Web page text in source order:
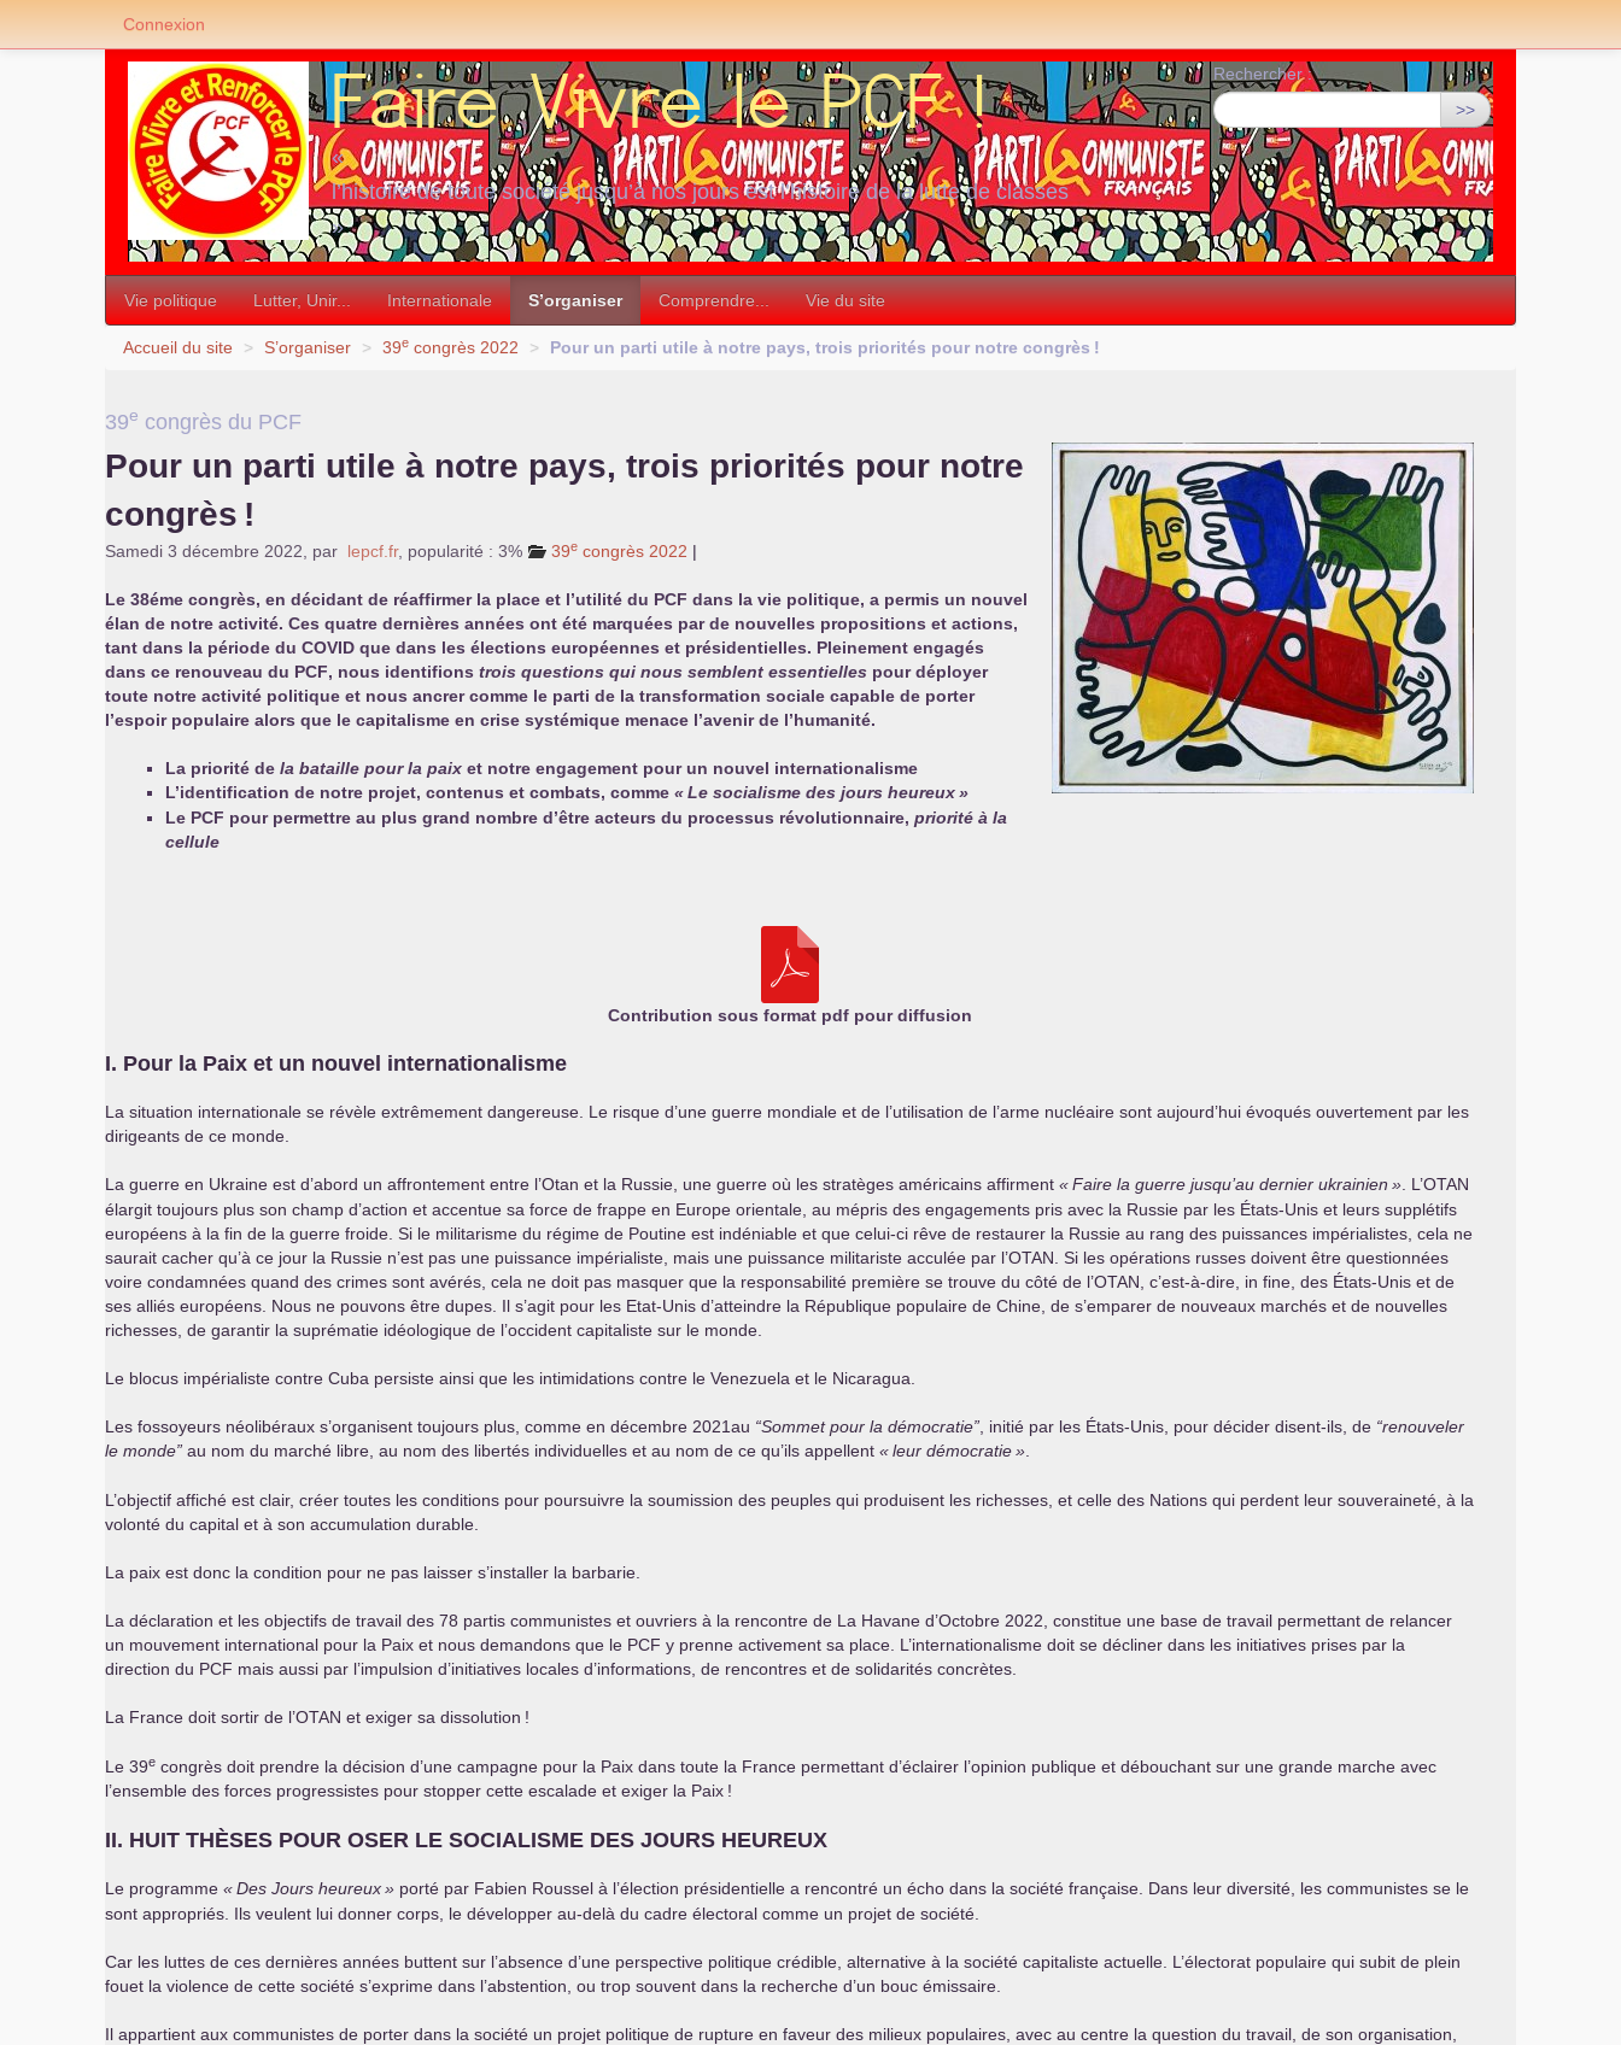
«
l’histoire de toute société jusqu’à nos jours est l’histoire de la lutte de classes
»
Rechercher :
>>
Vie politique Lutter, Unir... Internationale S’organiser Comprendre... Vie du site
Accueil du site > S’organiser > 39e congrès 2022 > Pour un parti utile à notre pays, trois priorités pour notre congrès !
39e congrès du PCF
Pour un parti utile à notre pays, trois priorités pour notre
congrès !
Samedi 3 décembre 2022 par lepcf.fr, popularité : 3% 39e congrès 2022 |
Le 38éme congrès, en décidant de réaffirmer la place et l’utilité du PCF dans la vie politique, a permis un nouvel
élan de notre activité. Ces quatre dernières années ont été marquées par de nouvelles propositions et actions,
tant dans la période du COVID que dans les élections européennes et présidentielles. Pleinement engagés
dans ce renouveau du PCF, nous identifions trois questions qui nous semblent essentielles pour déployer
toute notre activité politique et nous ancrer comme le parti de la transformation sociale capable de porter
l’espoir populaire alors que le capitalisme en crise systémique menace l’avenir de l’humanité.
La priorité de la bataille pour la paix et notre engagement pour un nouvel internationalisme
L’identification de notre projet, contenus et combats, comme «Le socialisme des jours heureux»
Le PCF pour permettre au plus grand nombre d’être acteurs du processus révolutionnaire, priorité à la
cellule
Contribution sous format pdf pour diffusion
I. Pour la Paix et un nouvel internationalisme
La situation internationale se révèle extrêmement dangereuse. Le risque d’une guerre mondiale et de l’utilisation de l’arme nucléaire sont aujourd’hui évoqués ouvertement par les
dirigeants de ce monde.
La guerre en Ukraine est d’abord un affrontement entre l’Otan et la Russie, une guerre où les stratèges américains affirment «Faire la guerre jusqu’au dernier ukrainien » . L’OTAN
élargit toujours plus son champ d’action et accentue sa force de frappe en Europe orientale, au mépris des engagements pris avec la Russie par les États-Unis et leurs supplétifs
européens à la fin de la guerre froide. Si le militarisme du régime de Poutine est indéniable et que celui-ci rêve de restaurer la Russie au rang des puissances impérialistes, cela ne
saurait cacher qu’à ce jour la Russie n’est pas une puissance impérialiste, mais une puissance militariste acculée par l’OTAN . Si les opérations russes doivent être questionnées
voire condamnées quand des crimes sont avérés, cela ne doit pas masquer que la responsabilité première se trouve du côté de l’OTAN , c’est-à-dire, in fine, des États-Unis et de
ses alliés européens. Nous ne pouvons être dupes. Il s’agit pour les Etat-Unis d’atteindre la République populaire de Chine, de s’emparer de nouveaux marchés et de nouvelles
richesses, de garantir la suprématie idéologique de l’occident capitaliste sur le monde.
Le blocus impérialiste contre Cuba persiste ainsi que les intimidations contre le Venezuela et le Nicaragua.
Les fossoyeurs néolibéraux s’organisent toujours plus, comme en décembre 2021au “Sommet pour la démocratie” , initié par les États-Unis, pour décider disent-ils, de “renouveler
le monde” au nom du marché libre, au nom des libertés individuelles et au nom de ce qu’ils appellent «leur démocratie»
L’objectif affiché est clair, créer toutes les conditions pour poursuivre la soumission des peuples qui produisent les richesses, et celle des Nations qui perdent leur souveraineté, à la
volonté du capital et à son accumulation durable.
La paix est donc la condition pour ne pas laisser s’installer la barbarie.
La déclaration et les objectifs de travail des 78 partis communistes et ouvriers à la rencontre de La Havane d’Octobre 2022, constitue une base de travail permettant de relancer
un mouvement international pour la Paix et nous demandons que le PCF y prenne activement sa place. L’internationalisme doit se décliner dans les initiatives prises par la
direction du PCF mais aussi par l’impulsion d’initiatives locales d’informations, de rencontres et de solidarités concrètes.
La France doit sortir de l’OTAN et exiger sa dissolution !
Le 39e congrès doit prendre la décision d’une campagne pour la Paix dans toute la France permettant d’éclairer l’opinion publique et débouchant sur une grande marche avec
l’ensemble des forces progressistes pour stopper cette escalade et exiger la Paix !
II. HUIT THÈSES POUR OSER LE SOCIALISME DES JOURS HEUREUX
Le programme «Des Jours heureux» porté par Fabien Roussel à l’élection présidentielle a rencontré un écho dans la société française. Dans leur diversité, les communistes se le
sont appropriés. Ils veulent lui donner corps, le développer au-delà du cadre électoral comme un projet de société.
Car les luttes de ces dernières années buttent sur l’absence d’une perspective politique crédible, alternative à la société capitaliste actuelle. L’électorat populaire qui subit de plein
fouet la violence de cette société s’exprime dans l’abstention, ou trop souvent dans la recherche d’un bouc émissaire.
Il appartient aux communistes de porter dans la société un projet politique de rupture en faveur des milieux populaires, avec au centre la question du travail, de son organisation,
Connexion